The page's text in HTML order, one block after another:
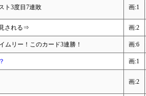
ト3度目7連敗 画:1
される⇒ 画:2
ムリー！このカード3連勝！ 画:6
画:1
画:2